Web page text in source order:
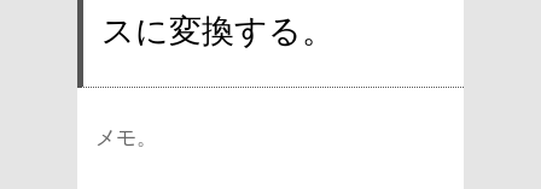
スに変換する。
メモ。